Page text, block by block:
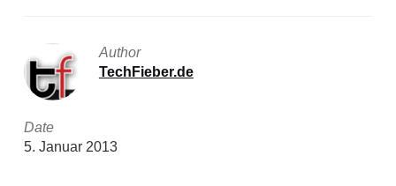
Author
TechFieber.de
Date
5. Januar 2013